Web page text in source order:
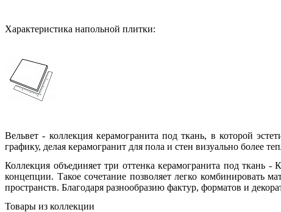
Характеристика напольной плитки:
Вельвет - коллекция керамогранита под ткань, в которой
графику, делая керамогранит для пола и стен визуально более
Коллекция объединяет три оттенка керамогранита под
концепции. Такое сочетание позволяет легко комбинировать
пространств. Благодаря разнообразию фактур, форматов и
Товары из коллекции